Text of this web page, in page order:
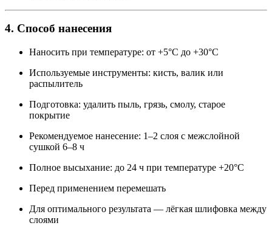
4. Способ нанесения
Наносить при температуре: от +5°C до +30°C
Используемые инструменты: кисть, валик или
распылитель
Подготовка: удалить пыль, грязь, смолу, старое
покрытие
Рекомендуемое нанесение: 1–2 слоя с межслойной
сушкой 6–8 ч
Полное высыхание: до 24 ч при температуре +20°C
Перед применением перемешать
Для оптимального результата — лёгкая шлифовка между
слоями